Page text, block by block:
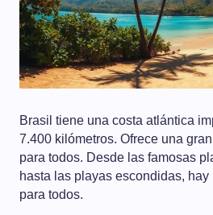
Brasil tiene una costa atlántica
7.400 kilómetros. Ofrece una
para todos. Desde las famosas
hasta las playas escondidas,
para todos.